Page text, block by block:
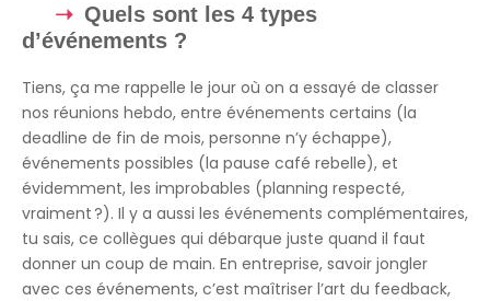
Quels sont les 4 types
d’événements ?
Tiens, ça me rappelle le jour où on a essayé de classer
nos réunions hebdo, entre événements certains (la
deadline de fin de mois, personne n’y échappe),
événements possibles (la pause café rebelle), et
évidemment, les improbables (planning respecté,
vraiment ?). Il y a aussi les événements complémentaires,
tu sais, ce collègues qui débarque juste quand il faut
donner un coup de main. En entreprise, savoir jongler
avec ces événements, c’est maîtriser l’art du feedback,